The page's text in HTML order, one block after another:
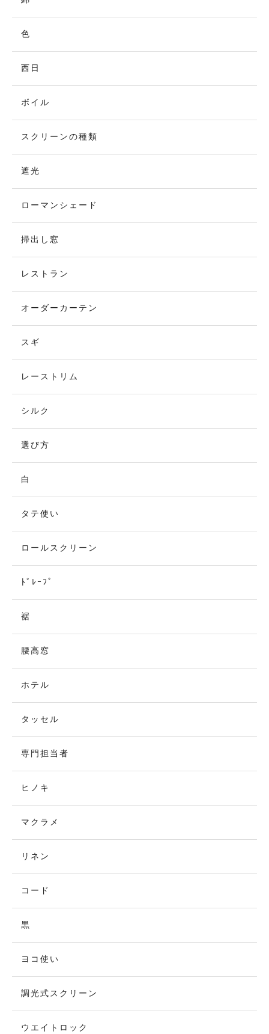
色
西日
ボイル
スクリーンの種類
遮光
ローマンシェード
掃出し窓
レストラン
オーダーカーテン
スギ
レーストリム
シルク
選び方
白
タテ使い
ロールスクリーン
ﾄﾞﾚｰﾌﾟ
裾
腰高窓
ホテル
タッセル
専門担当者
ヒノキ
マクラメ
リネン
コード
黒
ヨコ使い
調光式スクリーン
ウエイトロック